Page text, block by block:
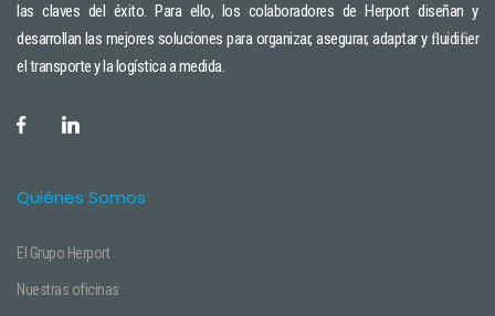
las claves del éxito. Para ello, los colaboradores de Herport diseñan y
desarrollan las mejores soluciones para organizar, asegurar, adaptar y ﬂuidiﬁer
el transporte y la logística a medida.
Quiénes Somos
El Grupo Herport
Nuestras oficinas